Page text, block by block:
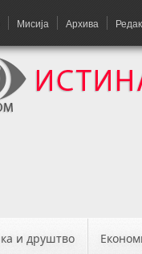
Мисија Архива
и друштво